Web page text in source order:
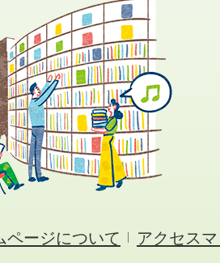
ページについて アクセス